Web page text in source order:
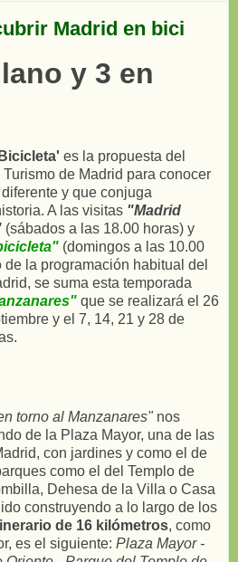
Madrid en bici
y 3 en
es la propuesta del
de Madrid para conocer
y que conjuga
A las visitas "Madrid
(sábados a las 18.00 horas) y
(domingos a las 10.00
la programación habitual del
se suma esta temporada
que se realizará el 26
y el 7, 14, 21 y 28 de
torno al Manzanares"nos
de la Plaza Mayor, una de las
con jardines y como el de
como el del Templo de
Dehesa de la Villa o Casa
construyendo a lo largo de los
de 16 kilómetros, como
es el siguiente: Plaza Mayor -